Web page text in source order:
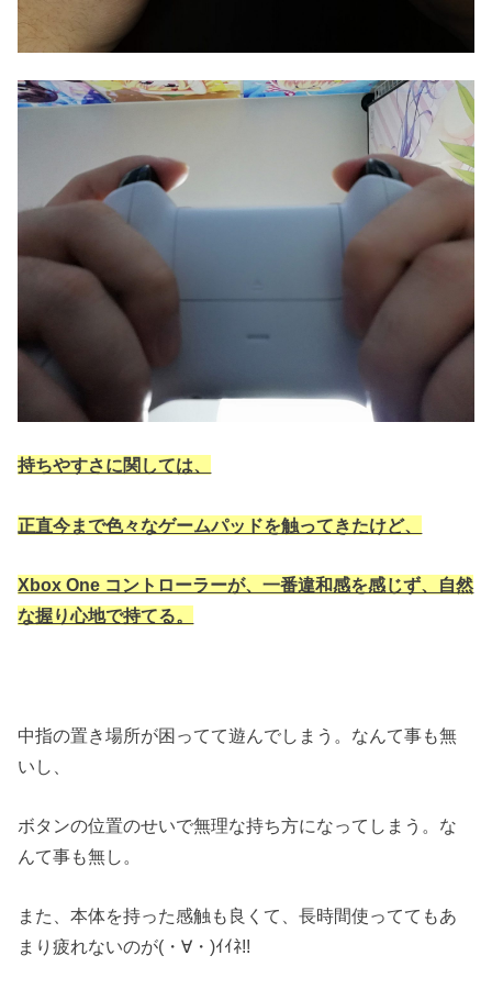
持ちやすさに関しては、
正直今まで色々なゲームパッドを触ってきたけど、
Xbox One コントローラーが、一番違和感を感じず、自然
な握り心地で持てる。
中指の置き場所が困ってて遊んでしまう。なんて事も無
いし、
ボタンの位置のせいで無理な持ち方になってしまう。な
んて事も無し。
また、本体を持った感触も良くて、長時間使っててもあ
まり疲れないのが(・∀・)ｲｲﾈ!!